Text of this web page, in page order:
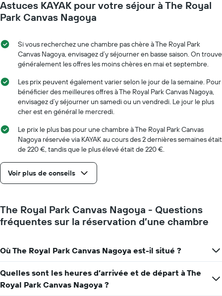
prix
moyen
chambre
la
date
Sur
le
graphique,
axe
indiquent
le
de
jours
avant
séjour
Sur
le
axe
Y
prix
moyen
d'une
chambre
Astuces KAYAK pour votre séjour à The Royal
Park Canvas Nagoya
Si vous recherchez une chambre pas chère à The Royal Park
Canvas Nagoya, envisagez d’y séjourner en basse saison. On trouve
généralement les offres les moins chères en mai et septembre.
Les prix peuvent également varier selon le jour de la semaine. Pour
bénéficier des meilleures offres à The Royal Park Canvas Nagoya,
envisagez d’y séjourner un samedi ou un vendredi. Le jour le plus
cher est en général le mercredi.
Le prix le plus bas pour une chambre à The Royal Park Canvas
Nagoya réservée via KAYAK au cours des 2 dernières semaines était
de 220 €, tandis que le plus élevé était de 220 €.
Voir plus de conseils
The Royal Park Canvas Nagoya - Questions
fréquentes sur la réservation d’une chambre
Où The Royal Park Canvas Nagoya est-il situé ?
Quelles sont les heures d’arrivée et de départ à The
Royal Park Canvas Nagoya ?